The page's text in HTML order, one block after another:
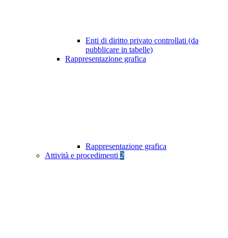
Enti di diritto privato controllati (da
pubblicare in tabelle)
Rappresentazione grafica
Rappresentazione grafica
Attività e procedimenti 2